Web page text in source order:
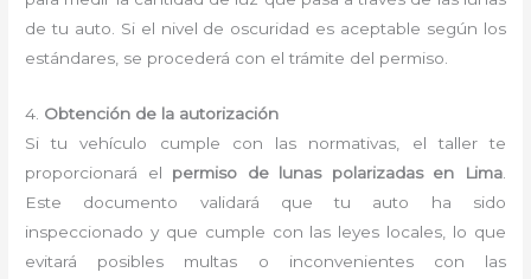
de tu auto. Si el nivel de oscuridad es aceptable según los
estándares, se procederá con el trámite del permiso.
4. Obtención de la autorización
Si tu vehículo cumple con las normativas, el taller te
proporcionará el permiso de lunas polarizadas en Lima.
Este documento validará que tu auto ha sido
inspeccionado y que cumple con las leyes locales, lo que
evitará posibles multas o inconvenientes con las